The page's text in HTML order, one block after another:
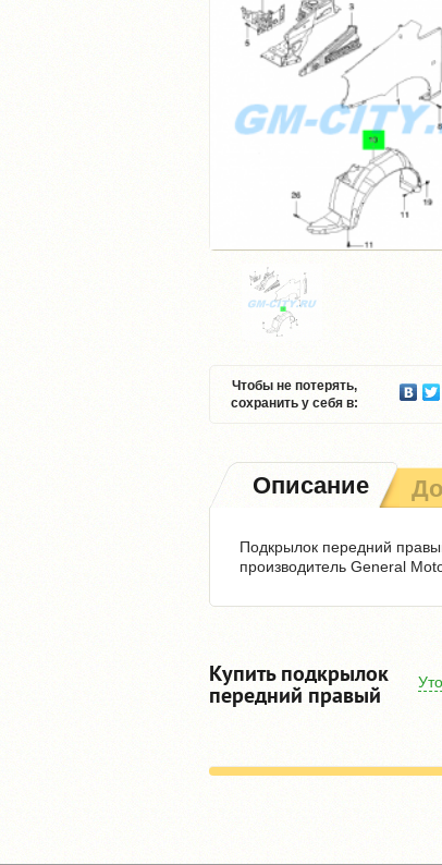
Чтобы не потерять,
сохранить у себя в:
Описание
Подкрылок передний
производитель General
Купить подкрылок
передний правый